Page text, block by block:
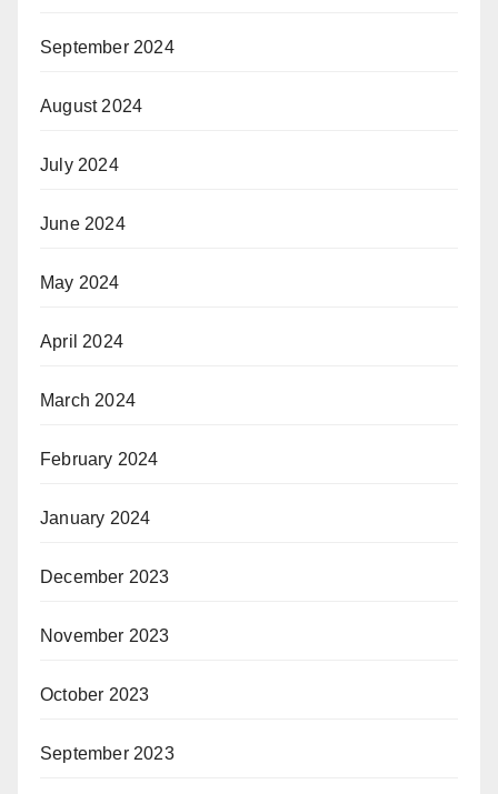
September 2024
August 2024
July 2024
June 2024
May 2024
April 2024
March 2024
February 2024
January 2024
December 2023
November 2023
October 2023
September 2023